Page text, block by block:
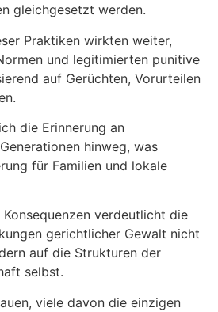
gleichgesetzt werden.
Praktiken wirkten weiter,
und legitimierten punitive
auf Gerüchten, Vorurteilen
die Erinnerung an
hinweg, was
für Familien und lokale
verdeutlicht die
gerichtlicher Gewalt nicht
auf die Strukturen der
selbst.
viele davon die einzigen